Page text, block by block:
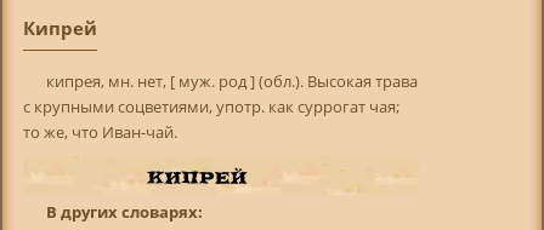
Кипрей
кипрея, мн. нет, [ муж. род ] (обл.). Высокая трава
с крупными соцветиями, употр. как суррогат чая;
то же, что Иван-чай.
В других словарях: